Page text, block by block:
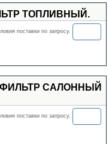
ТОПЛИВНЫЙ.
поставки по запросу.
САЛОННЫЙ
поставки по запросу.